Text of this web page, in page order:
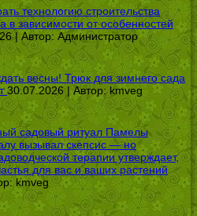
технологию строительства
в зависимости от особенностей
| Автор:Администратор
весны! Трюк для зимнего сада
30.07.2026 | Автор: kmveg
садовый ритуал Памелы
вызывал скепсис — но
терапии утверждает,
для вас и ваших растений
kmveg